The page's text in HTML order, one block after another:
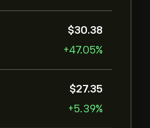
‎$‎30.38
+47.05%
‎$‎27.35
+5.39%